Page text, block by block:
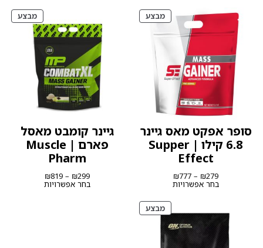
מבצעמוצרים
במבצע
סופר אפקט מאס גיינר
6.8 קילו | Supper
Effect
₪279
–
₪777
מחירים:
עד
בחר אפשרויות
מבצע
גיינר קומבט מאסל
פארם | Muscle
Pharm
₪299
–
₪819 טווח
מחירים:בחר אפשרויות
מבצעמוצרים
במבצע